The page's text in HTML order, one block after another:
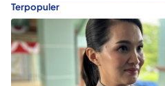
Terpopuler